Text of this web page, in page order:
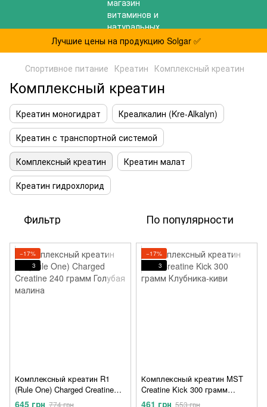
Лучшие цены на продукцию Solgar ✅
Спортивное питание Креатин Комплексный креатин
Комплексный креатин
Креатин моногидрат
Креалкалин (Kre-Alkalyn)
Креатин с транспортной системой
Комплексный креатин
Креатин малат
Креатин гидрохлорид
Фильтр По популярности
−17%
3
Комплексный креатин R1
(Rule One) Charged Creatine
240 грамм Голубая малина
645 грн 774 грн
−17%
3
Комплексный креатин MST
Creatine Kick 300 грамм
Клубника-киви
461 грн 553 грн